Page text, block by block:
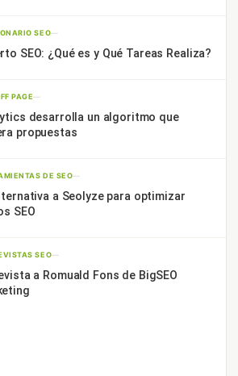
SEO—
SEO: ¿Qué es y Qué Tareas Realiza?
PAGE—
desarrolla un algoritmo que
propuestas
DE SEO—
a Seolyze para optimizar
SEO
SEO—
a Romuald Fons de BigSEO